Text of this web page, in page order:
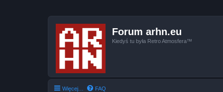
Forum arhn.eu
Kiedyś tu była Retro Atmosfera™
Więcej… FAQ